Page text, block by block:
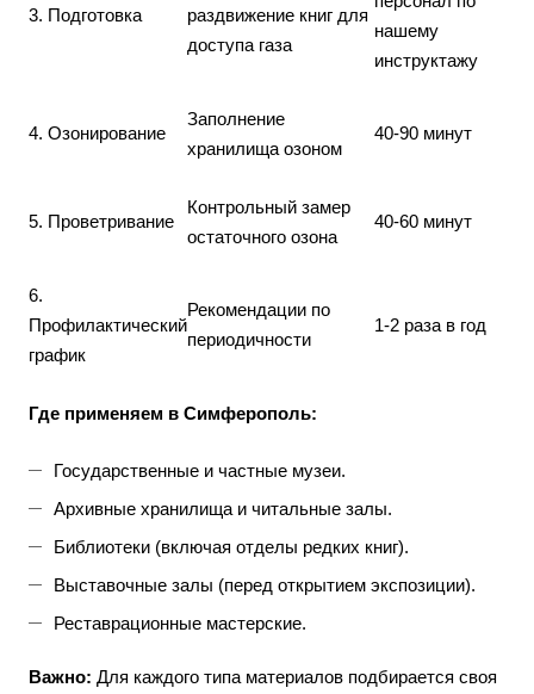
3. Подготовка
раздвижение книг для
доступа газа
нашему
инструктажу
4. Озонирование
Заполнение
хранилища озоном
40-90 минут
5. Проветривание
Контрольный замер
остаточного озона
40-60 минут
6.
Профилактический
график
Рекомендации по
периодичности
1-2 раза в год
Где применяем в Симферополь:
Государственные и частные музеи.
Архивные хранилища и читальные залы.
Библиотеки (включая отделы редких книг).
Выставочные залы (перед открытием экспозиции).
Реставрационные мастерские.
Важно: Для каждого типа материалов подбирается своя